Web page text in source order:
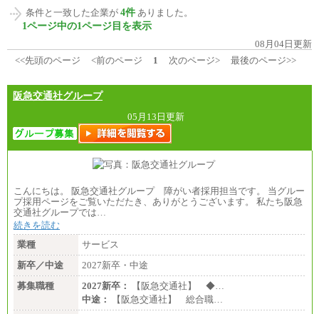
条件と一致した企業が 4件 ありました。
1ページ中の1ページ目を表示
08月04日更新
<<先頭のページ
<前のページ 1 次のページ> 最後のページ>>
阪急交通社グループ
05月13日更新
こんにちは。 阪急交通社グループ 障がい者採用担当です。 当グルー
プ採用ページをご覧いただたき、ありがとうございます。 私たち阪急
交通社グループでは…
続きを読む
業種
サービス
新卒／中途
2027新卒・中途
募集職種
2027新卒：
【阪急交通社】 ◆…
中途：
【阪急交通社】 総合職…